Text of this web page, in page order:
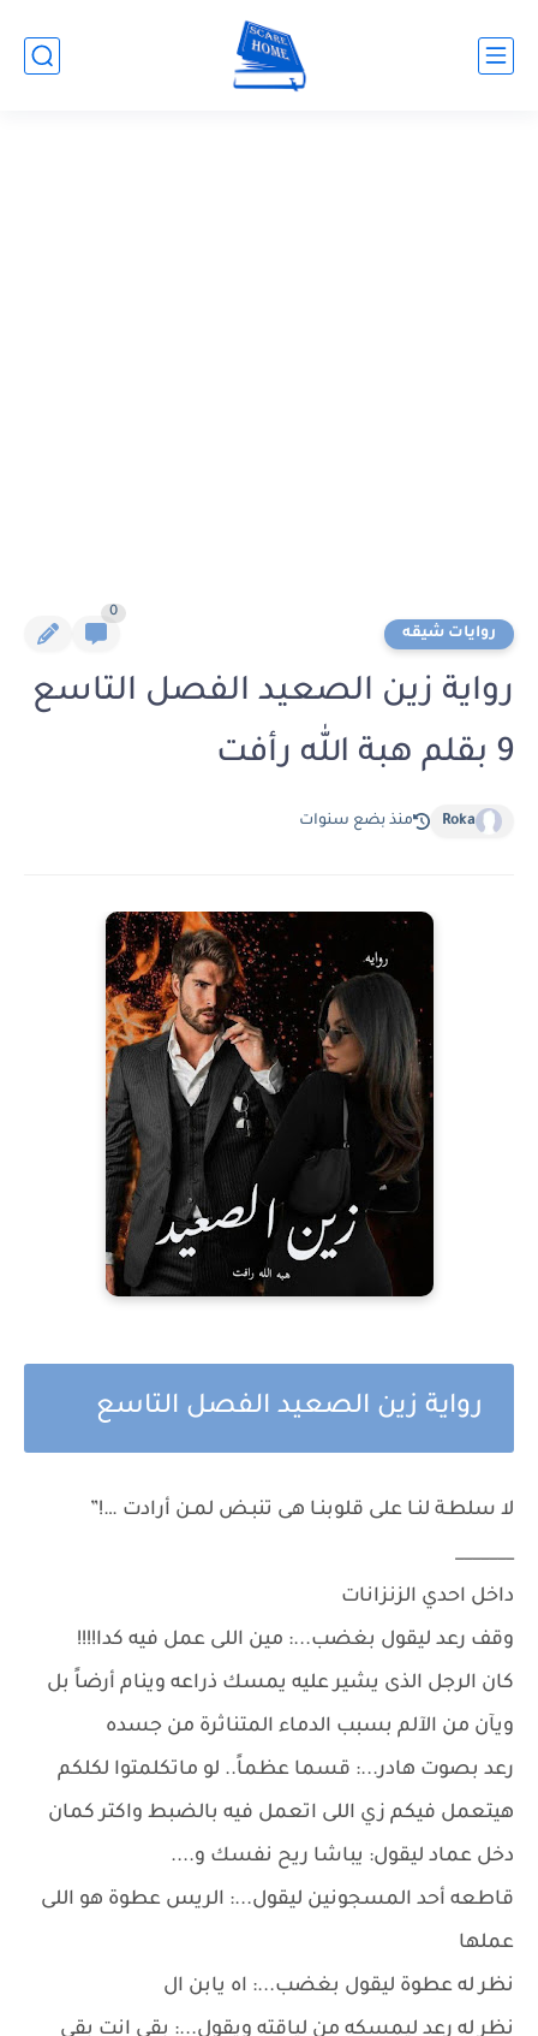
روايات شيقه
0
رواية زين الصعيد الفصل التاسع
9 بقلم هبة الله رأفت
Roka منذ بضع سنوات
رواية زين الصعيد الفصل التاسع
لا سلطـة لنـا على قلوبنـا هى تنبـض لمـن أرادت …!”
_______
داخل احدي الزنزانات
وقف رعد ليقول بغضب...: مين اللى عمل فيه كدا!!!!
كان الرجل الذى يشير عليه يمسك ذراعه وينام أرضاً بل
ويآن من الآلم بسبب الدماء المتناثرة من جسده
رعد بصوت هادر...: قسما عظماً.. لو ماتكلمتوا لكلكم
هيتعمل فيكم زي اللى اتعمل فيه بالضبط واكتر كمان
دخل عماد ليقول: يباشا ريح نفسك و....
قاطعه أحد المسجونين ليقول...: الريس عطوة هو اللى
عملها
نظر له عطوة ليقول بغضب...: اه يابن ال
نظر له رعد ليمسكه من لياقته ويقول...: بقي انت بقي